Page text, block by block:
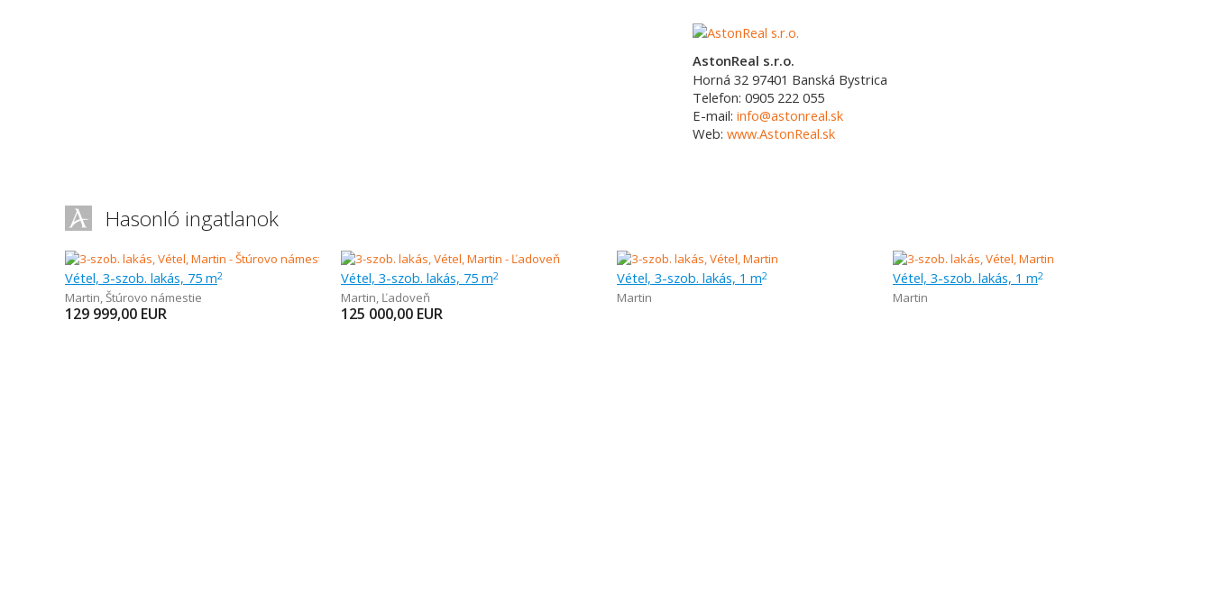
AstonReal s.r.o.
Horná 32 97401 Banská Bystrica
Telefon: 0905 222 055
E-mail: info@astonreal.sk
Web: www.AstonReal.sk
Hasonló ingatlanok
Vétel, 3-szob. lakás, 75 m2
Martin,Štúrovo námestie
129 999,00 EUR
Vétel, 3-szob. lakás, 75 m2
Martin, Ľadoveň
125 000,00 EUR
Vétel, 3-szob. lakás, 1 m2
Martin
Vétel, 3-szob. lakás, 1 m2
Martin